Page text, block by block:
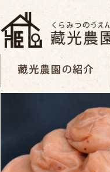
藏光農園の紹介